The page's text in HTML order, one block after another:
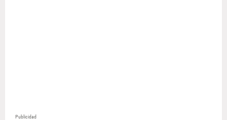
Publicidad